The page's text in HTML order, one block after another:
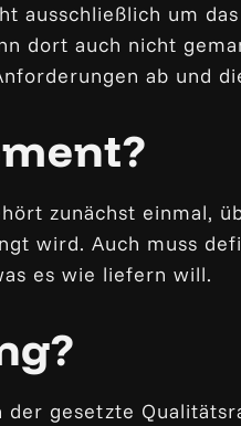
ausschließlich um
dort auch nicht
ab und
zunächst einmal,
wird. Auch muss
es wie liefern will.
gesetzte